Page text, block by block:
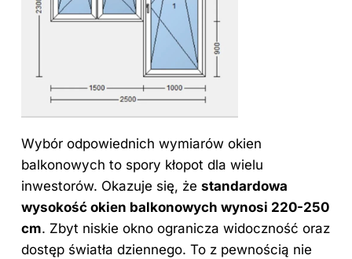
Wybór odpowiednich wymiarów okien
balkonowych to spory kłopot dla wielu
inwestorów. Okazuje się, że standardowa
wysokość okien balkonowych wynosi 220-250
cm. Zbyt niskie okno ogranicza widoczność oraz
dostęp światła dziennego. To z pewnością nie